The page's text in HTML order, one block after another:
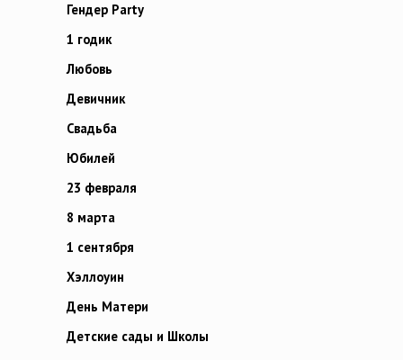
Гендер Party
1 годик
Любовь
Девичник
Свадьба
Юбилей
23 февраля
8 марта
1 сентября
Хэллоуин
День Матери
Детские сады и Школы